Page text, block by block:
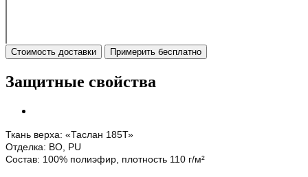
Стоимость доставки Примерить бесплатно
Защитные свойства
Ткань верха: «Таслан 185Т»
Отделка: ВО, PU
Состав: 100% полиэфир, плотность 110 г/м²